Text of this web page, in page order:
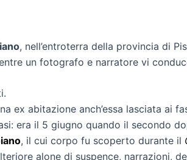
, nell’entroterra della provincia di
un fotografo e narratore vi
ex abitazione anch’essa lasciata ai
era il 5 giugno quando il secondo
, il cui corpo fu scoperto durante il
alone di suspence, narrazioni,